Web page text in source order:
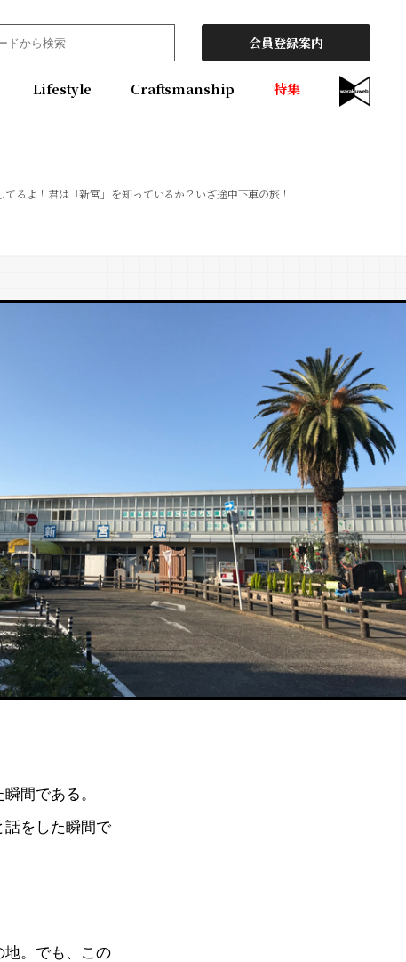
会員登録案内
Lifestyle Craftsmanship 特集
るよ！君は「新宮」を知っているか？いざ途中下車の旅！
間である。
話をした瞬間で
地。でも、この